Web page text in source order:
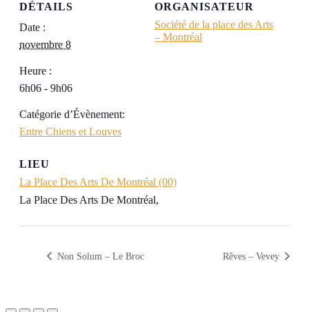
DÉTAILS
Date :
novembre 8
Heure :
6h06 - 9h06
Catégorie d’Évènement:
Entre Chiens et Louves
LIEU
La Place Des Arts De Montréal (00)
La Place Des Arts De Montréal,
ORGANISATEUR
Société de la place des Arts
– Montréal
Non Solum – Le Broc Rêves – Vevey